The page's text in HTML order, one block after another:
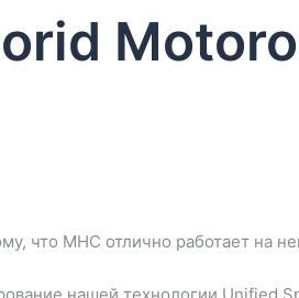
что MHC отлично работает на
нашей технологии Unified